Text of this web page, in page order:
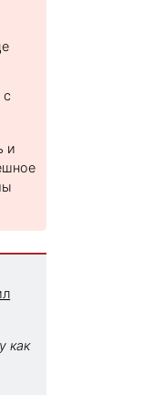
с
и
как